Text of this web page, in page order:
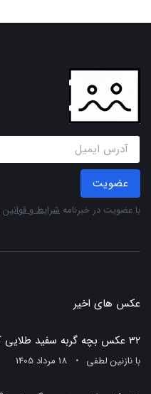
عضویت
با عضویت در خبرنامه شرایط و قوانین
عکس های اخیر
32 عکس بچه گربه سفید طلایی که قلبتان را میبرد
بانازنین لطفی 18 مرداد 1405